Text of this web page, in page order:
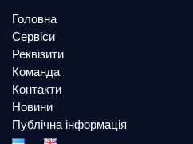
Головна
Сервіси
Реквізити
Команда
Контакти
Новини
Публічна інформація